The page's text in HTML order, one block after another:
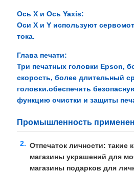
Ось X и Ось Yaxis:
Оси X и Y используют
тока.
Глава печати:
Три печатных головки Epson,
скорость, более длительный
головки.обеспечить
функцию очистки и защиты
Промышленность
Отпечаток личности: такие
магазины украшений для
магазины подарков для